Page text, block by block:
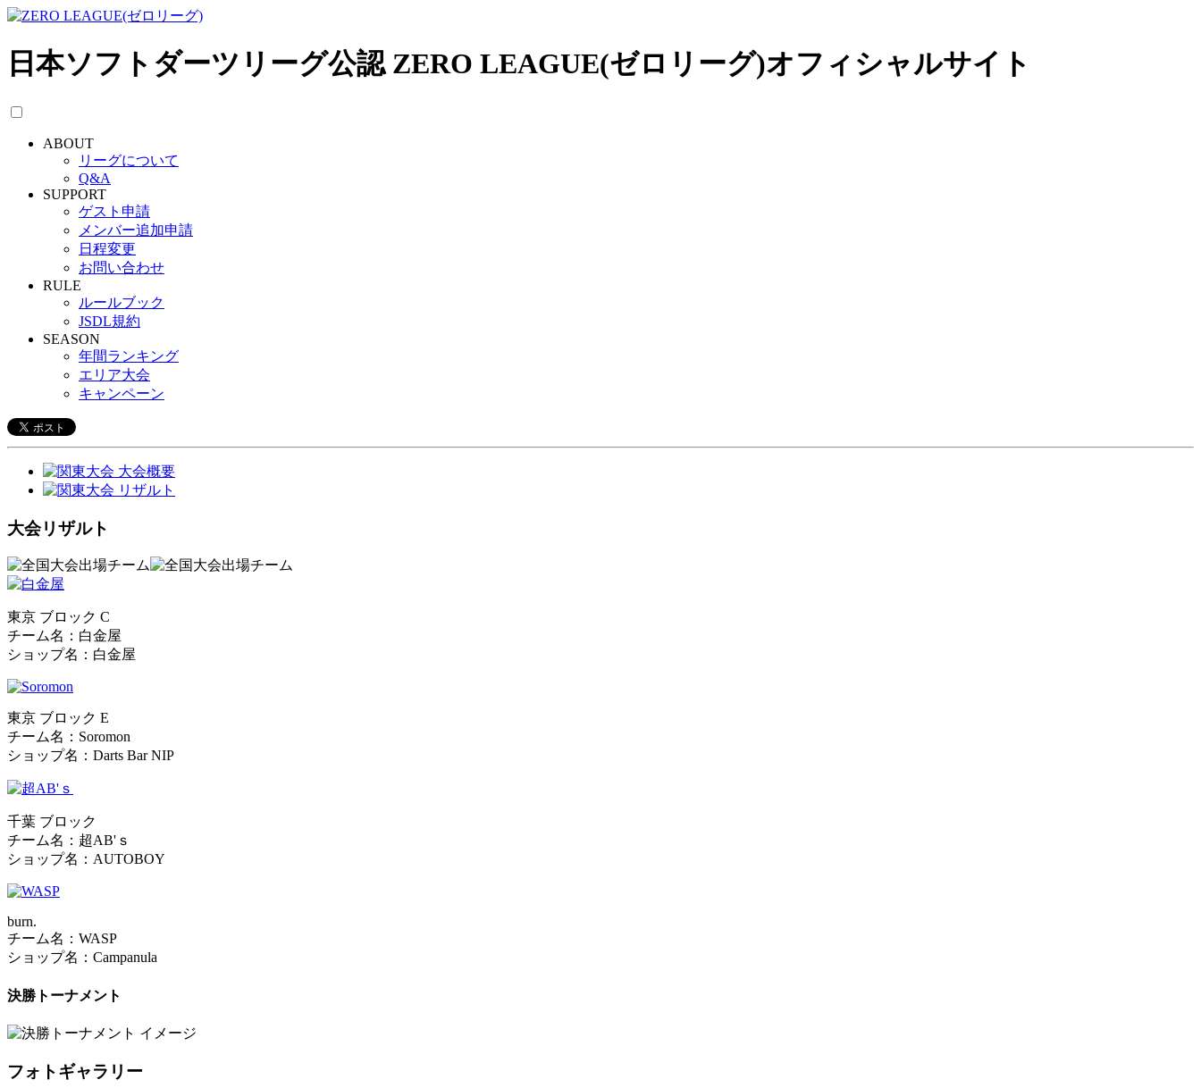
日本ソフトダーツリーグ公認 ZERO LEAGUE(ゼロリーグ)オフィシャルサイト
ABOUT
リーグについて
Q&A
SUPPORT
ゲスト申請
メンバー追加申請
日程変更
お問い合わせ
RULE
ルールブック
JSDL規約
SEASON
年間ランキング
エリア大会
キャンペーン
大会リザルト
東京 ブロック C
チーム名：白金屋
ショップ名：白金屋
東京 ブロック E
チーム名：Soromon
ショップ名：Darts Bar NIP
千葉 ブロック
チーム名：超AB'ｓ
ショップ名：AUTOBOY
burn.
チーム名：WASP
ショップ名：Campanula
決勝トーナメント
フォトギャラリー